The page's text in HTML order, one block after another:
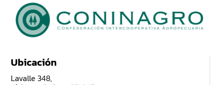
Ubicación
Lavalle 348,